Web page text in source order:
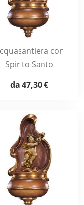
con
Spirito Santo
da 47,30 €